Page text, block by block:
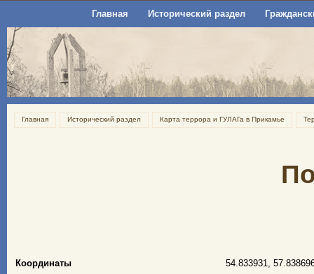
Главная Исторический раздел
Главная Исторический раздел Карта террора и ГУЛАГа в Прикамье
Координаты 54.833931,